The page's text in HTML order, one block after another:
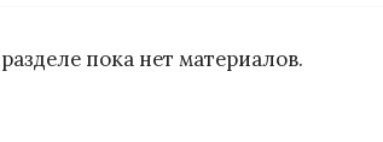
пока нет материалов.